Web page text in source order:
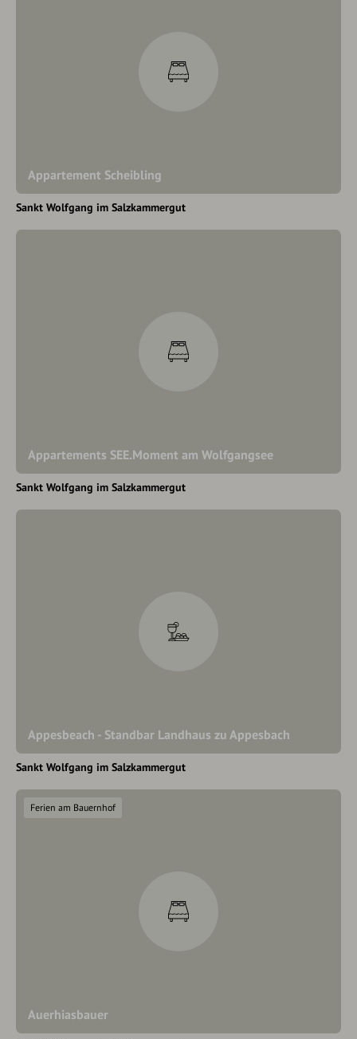
Appartement Scheibling
Sankt Wolfgang im Salzkammergut
Appartements SEE.Moment am Wolfgangsee
Sankt Wolfgang im Salzkammergut
Appesbeach - Standbar Landhaus zu Appesbach
Sankt Wolfgang im Salzkammergut
Auerhiasbauer
Ferien am Bauernhof